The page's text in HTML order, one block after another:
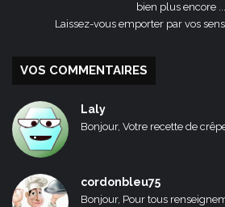
bien plus encore ...
Laissez-vous emporter par vos
VOS COMMENTAIRES
Laly
Bonjour, Votre recette de
cordonbleu75
Bonjour, Pour tous